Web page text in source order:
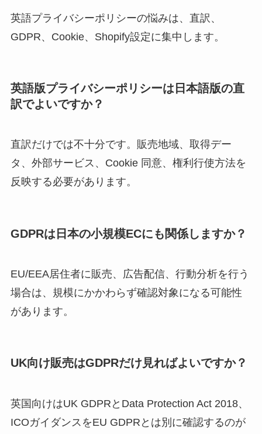
英語プライバシーポリシーの悩みは、直訳、
GDPR、Cookie、Shopify設定に集中します。
英語版プライバシーポリシーは日本語版の直
訳でよいですか？
直訳だけでは不十分です。販売地域、取得デー
タ、外部サービス、Cookie 同意、権利行使方法を
反映する必要があります。
GDPRは日本の小規模ECにも関係しますか？
EU/EEA居住者に販売、広告配信、行動分析を行う
場合は、規模にかかわらず確認対象になる可能性
があります。
UK向け販売はGDPRだけ見ればよいですか？
英国向けはUK GDPRとData Protection Act 2018、
ICOガイダンスをEU GDPRとは別に確認するのが